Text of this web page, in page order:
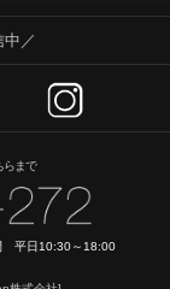
／
らまで
平日10:30～18:00